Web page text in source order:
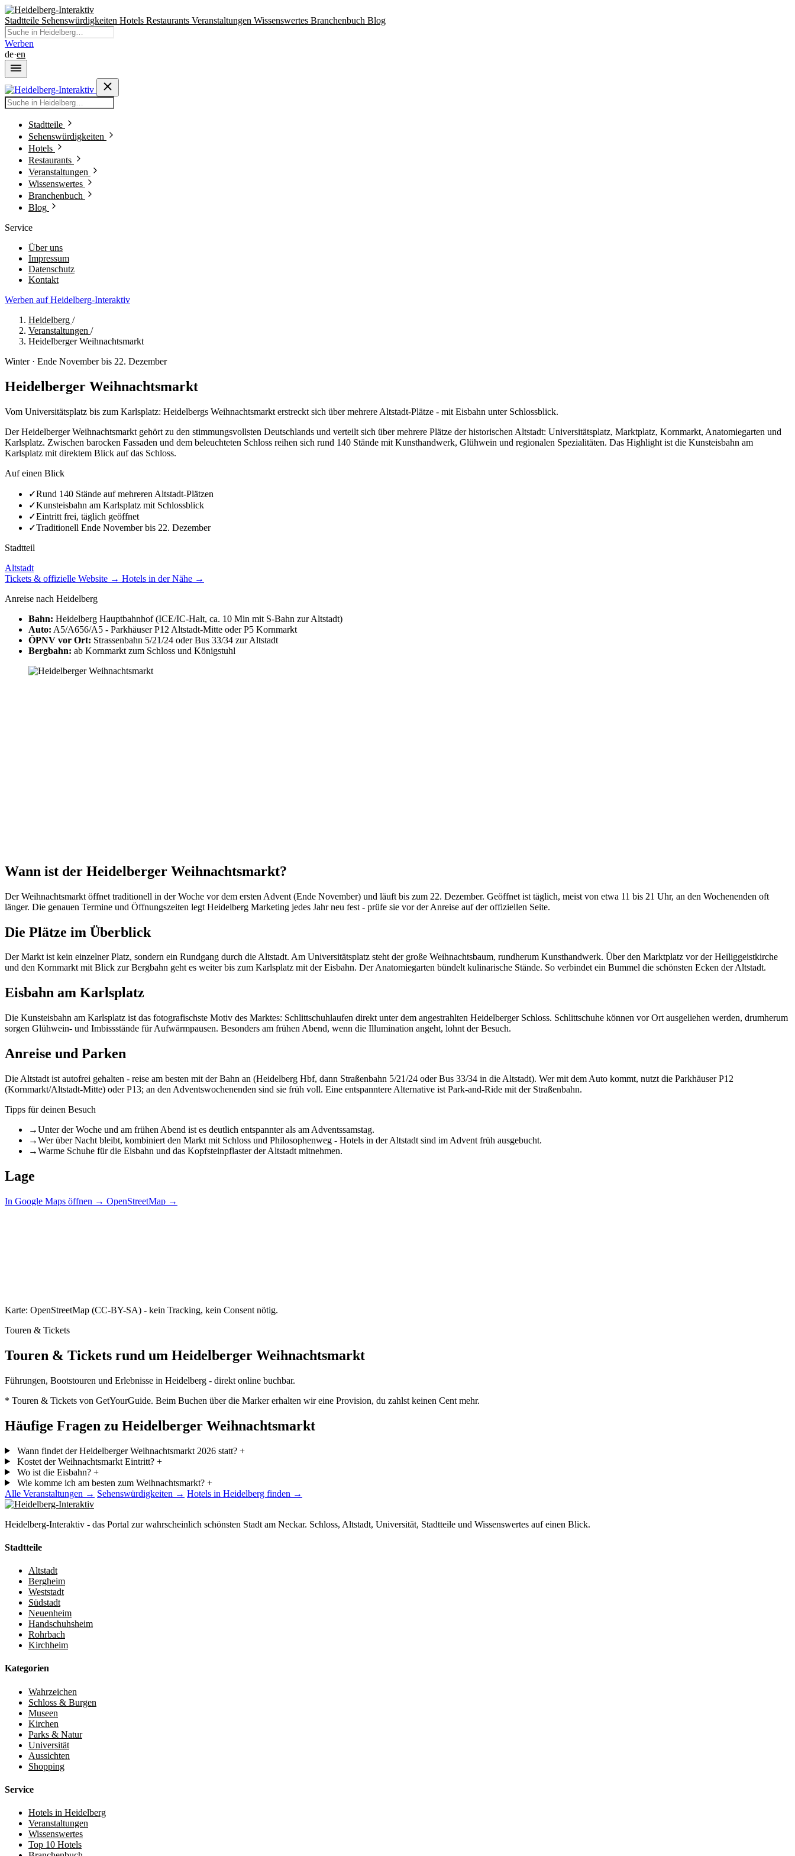
Stadtteile Sehenswürdigkeiten Hotels Restaurants Veranstaltungen Wissenswertes Branchenbuch Blog
Werben
de·en
Stadtteile
Sehenswürdigkeiten
Hotels
Restaurants
Veranstaltungen
Wissenswertes
Branchenbuch
Blog
Service
Über uns
Impressum
Datenschutz
Kontakt
Werben auf Heidelberg-Interaktiv
Heidelberg /
Veranstaltungen /
Heidelberger Weihnachtsmarkt
Winter · Ende November bis 22. Dezember
Heidelberger Weihnachtsmarkt
Vom Universitätsplatz bis zum Karlsplatz: Heidelbergs Weihnachtsmarkt erstreckt sich über mehrere Altstadt-Plätze - mit Eisbahn unter Schlossblick.
Der Heidelberger Weihnachtsmarkt gehört zu den stimmungsvollsten Deutschlands und verteilt sich über mehrere Plätze der historischen Altstadt: Universitätsplatz, Marktplatz, Kornmarkt, Anatomiegarten und
Karlsplatz. Zwischen barocken Fassaden und dem beleuchteten Schloss reihen sich rund 140 Stände mit Kunsthandwerk, Glühwein und regionalen Spezialitäten. Das Highlight ist die Kunsteisbahn am
Karlsplatz mit direktem Blick auf das Schloss.
Auf einen Blick
✓Rund 140 Stände auf mehreren Altstadt-Plätzen
✓Kunsteisbahn am Karlsplatz mit Schlossblick
✓Eintritt frei, täglich geöffnet
✓Traditionell Ende November bis 22. Dezember
Stadtteil
Altstadt
Tickets & offizielle Website → Hotels in der Nähe →
Anreise nach Heidelberg
Bahn: Heidelberg Hauptbahnhof (ICE/IC-Halt, ca. 10 Min mit S-Bahn zur Altstadt)
Auto: A5/A656/A5 - Parkhäuser P12 Altstadt-Mitte oder P5 Kornmarkt
ÖPNV vor Ort: Strassenbahn 5/21/24 oder Bus 33/34 zur Altstadt
Bergbahn: ab Kornmarkt zum Schloss und Königstuhl
Wann ist der Heidelberger Weihnachtsmarkt?
Der Weihnachtsmarkt öffnet traditionell in der Woche vor dem ersten Advent (Ende November) und läuft bis zum 22. Dezember. Geöffnet ist täglich, meist von etwa 11 bis 21 Uhr, an den Wochenenden oft
länger. Die genauen Termine und Öffnungszeiten legt Heidelberg Marketing jedes Jahr neu fest - prüfe sie vor der Anreise auf der offiziellen Seite.
Die Plätze im Überblick
Der Markt ist kein einzelner Platz, sondern ein Rundgang durch die Altstadt. Am Universitätsplatz steht der große Weihnachtsbaum, rundherum Kunsthandwerk. Über den Marktplatz vor der Heiliggeistkirche
und den Kornmarkt mit Blick zur Bergbahn geht es weiter bis zum Karlsplatz mit der Eisbahn. Der Anatomiegarten bündelt kulinarische Stände. So verbindet ein Bummel die schönsten Ecken der Altstadt.
Eisbahn am Karlsplatz
Die Kunsteisbahn am Karlsplatz ist das fotografischste Motiv des Marktes: Schlittschuhlaufen direkt unter dem angestrahlten Heidelberger Schloss. Schlittschuhe können vor Ort ausgeliehen werden, drumherum
sorgen Glühwein- und Imbissstände für Aufwärmpausen. Besonders am frühen Abend, wenn die Illumination angeht, lohnt der Besuch.
Anreise und Parken
Die Altstadt ist autofrei gehalten - reise am besten mit der Bahn an (Heidelberg Hbf, dann Straßenbahn 5/21/24 oder Bus 33/34 in die Altstadt). Wer mit dem Auto kommt, nutzt die Parkhäuser P12
(Kornmarkt/Altstadt-Mitte) oder P13; an den Adventswochenenden sind sie früh voll. Eine entspanntere Alternative ist Park-and-Ride mit der Straßenbahn.
Tipps für deinen Besuch
→Unter der Woche und am frühen Abend ist es deutlich entspannter als am Adventssamstag.
→Wer über Nacht bleibt, kombiniert den Markt mit Schloss und Philosophenweg - Hotels in der Altstadt sind im Advent früh ausgebucht.
→Warme Schuhe für die Eisbahn und das Kopfsteinpflaster der Altstadt mitnehmen.
Lage
In Google Maps öffnen → OpenStreetMap →
Karte: OpenStreetMap (CC-BY-SA) - kein Tracking, kein Consent nötig.
Touren & Tickets
Touren & Tickets rund um Heidelberger Weihnachtsmarkt
Führungen, Bootstouren und Erlebnisse in Heidelberg - direkt online buchbar.
* Touren & Tickets von GetYourGuide. Beim Buchen über die Marker erhalten wir eine Provision, du zahlst keinen Cent mehr.
Häufige Fragen zu Heidelberger Weihnachtsmarkt
Wann findet der Heidelberger Weihnachtsmarkt 2026 statt? +
Kostet der Weihnachtsmarkt Eintritt? +
Wo ist die Eisbahn? +
Wie komme ich am besten zum Weihnachtsmarkt? +
Alle Veranstaltungen → Sehenswürdigkeiten → Hotels in Heidelberg finden →
Heidelberg-Interaktiv - das Portal zur wahrscheinlich schönsten Stadt am Neckar. Schloss, Altstadt, Universität, Stadtteile und Wissenswertes auf einen Blick.
Stadtteile
Altstadt
Bergheim
Weststadt
Südstadt
Neuenheim
Handschuhsheim
Rohrbach
Kirchheim
Kategorien
Wahrzeichen
Schloss & Burgen
Museen
Kirchen
Parks & Natur
Universität
Aussichten
Shopping
Service
Hotels in Heidelberg
Veranstaltungen
Wissenswertes
Top 10 Hotels